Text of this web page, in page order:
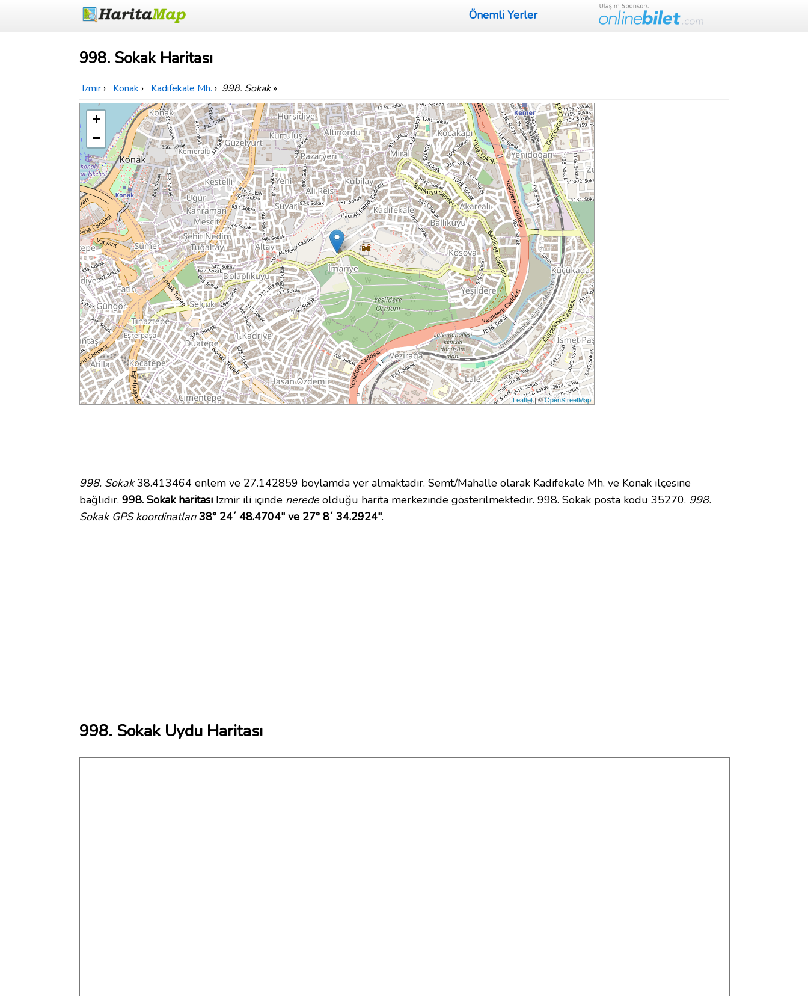
Önemli Yerler
998. Sokak Haritası
Izmir › Konak › Kadifekale Mh. › 998. Sokak»
+
−
Leaflet| ©OpenStreetMap
998. Sokak38.413464 enlem ve 27.142859 boylamda yer almaktadır. Semt/Mahalle olarak Kadifekale Mh. ve Konak ilçesine
bağlıdır. 998. Sokak haritası Izmir ili içinde neredeolduğu harita merkezinde gösterilmektedir. 998. Sokak posta kodu 35270. 998.
Sokak GPS koordinatları 38° 24´ 48.4704" ve 27° 8´ 34.2924".
998. Sokak Uydu Haritası